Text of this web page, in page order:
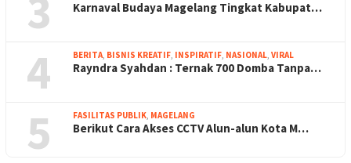
Karnaval Budaya Magelang Tingkat Kabupat…
4 BERITA, BISNIS KREATIF, INSPIRATIF, NASIONAL, VIRAL
Rayndra Syahdan : Ternak 700 Domba Tanpa…
5 FASILITAS PUBLIK, MAGELANG
Berikut Cara Akses CCTV Alun-alun Kota M…